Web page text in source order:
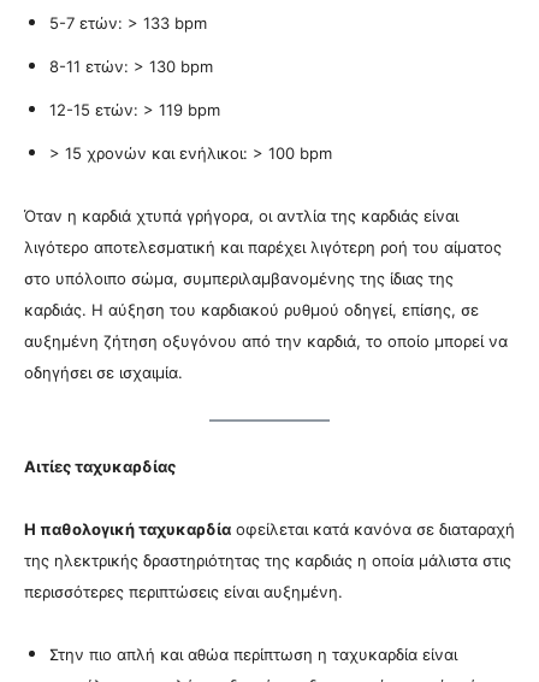
5-7 ετών: > 133 bpm
8-11 ετών: > 130 bpm
12-15 ετών: > 119 bpm
> 15 χρονών και ενήλικοι: > 100 bpm
Όταν η καρδιά χτυπά γρήγορα, οι αντλία της καρδιάς είναι
λιγότερο αποτελεσματική και παρέχει λιγότερη ροή του αίματος
στο υπόλοιπο σώμα, συμπεριλαμβανομένης της ίδιας της
καρδιάς. Η αύξηση του καρδιακού ρυθμού οδηγεί, επίσης, σε
αυξημένη ζήτηση οξυγόνου από την καρδιά, το οποίο μπορεί να
οδηγήσει σε ισχαιμία.
Αιτίες ταχυκαρδίας
Η παθολογική ταχυκαρδία οφείλεται κατά κανόνα σε διαταραχή
της ηλεκτρικής δραστηριότητας της καρδιάς η οποία μάλιστα στις
περισσότερες περιπτώσεις είναι αυξημένη.
Στην πιο απλή και αθώα περίπτωση η ταχυκαρδία είναι